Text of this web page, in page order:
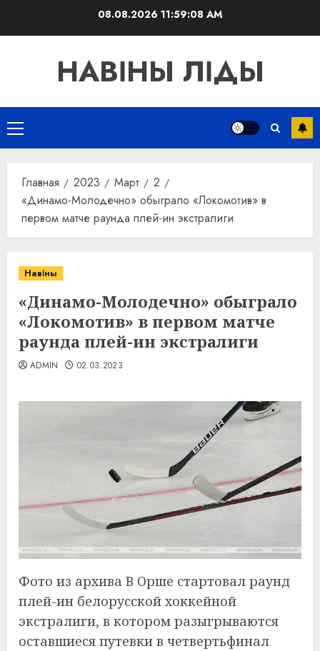
08.08.2026 11:59:09 AM
НАВІНЫ ЛІДЫ
Основное
меню
Главная 2023 Март
2
«Динамо-Молодечно» обыграло «Локомотив» в
первом матче раунда плей-ин экстралиги
Навіны
«Динамо-Молодечно» обыграло
«Локомотив» в первом матче
раунда плей-ин экстралиги
ADMIN 02.03.2023
Фото из архива В Орше стартовал раунд
плей-ин белорусской хоккейной
экстралиги, в котором разыгрываются
оставшиеся путевки в четвертьфинал